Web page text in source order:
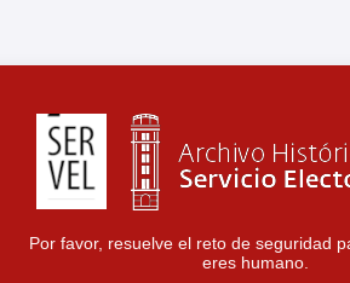
Por favor, resuelve el reto de seguridad
eres humano.